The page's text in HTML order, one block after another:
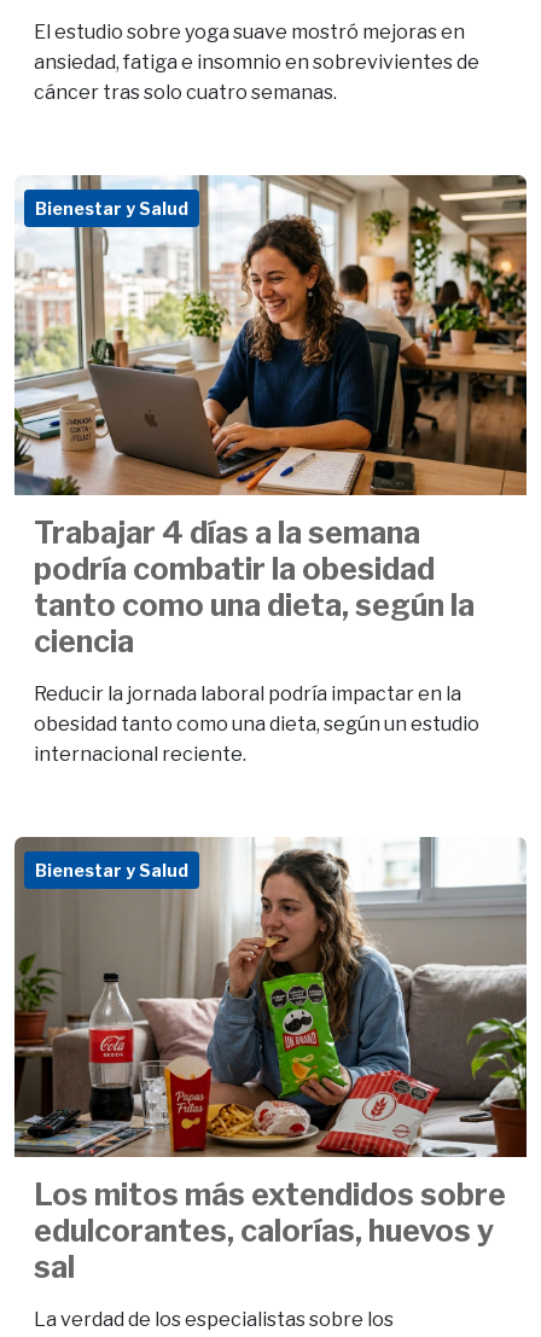
El estudio sobre yoga suave mostró mejoras en
ansiedad, fatiga e insomnio en sobrevivientes de
cáncer tras solo cuatro semanas.
Bienestar y Salud
Trabajar 4 días a la semana
podría combatir la obesidad
tanto como una dieta, según la
ciencia
Reducir la jornada laboral podría impactar en la
obesidad tanto como una dieta, según un estudio
internacional reciente.
Bienestar y Salud
Los mitos más extendidos sobre
edulcorantes, calorías, huevos y
sal
La verdad de los especialistas sobre los